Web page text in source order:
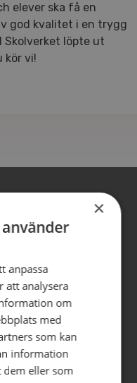
elever ska få en
god kvalitet i en trygg
Skolverket löpte ut
kör vi!
–
från
som…
ALMA-
×
anpassa
att analysera
om
med
som kan
information
eller som